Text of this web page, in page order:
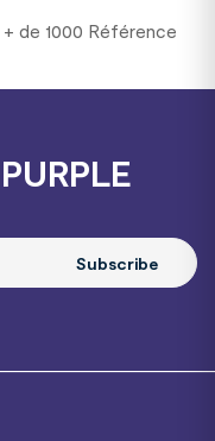
de 1000 Référence
Subscribe